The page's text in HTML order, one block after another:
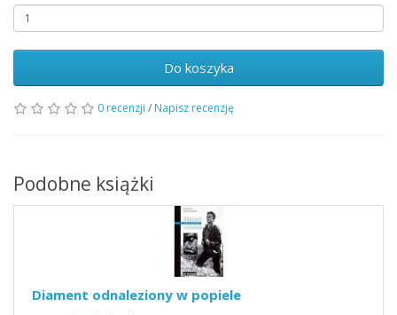
Do koszyka
0 recenzji / Napisz recenzję
Podobne książki
Diament odnaleziony w popiele